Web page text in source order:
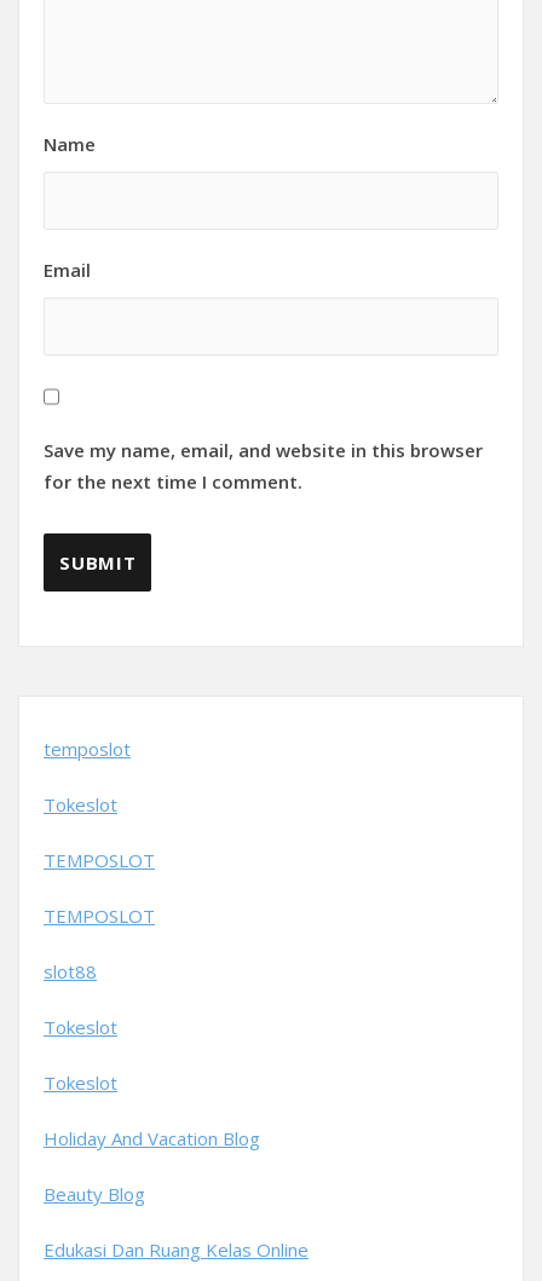
Name
Email
Save my name, email, and website in this browser
for the next time I comment.
temposlot
Tokeslot
TEMPOSLOT
TEMPOSLOT
slot88
Tokeslot
Tokeslot
Holiday And Vacation Blog
Beauty Blog
Edukasi Dan Ruang Kelas Online